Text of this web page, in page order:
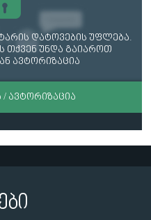
დატოვების უფლება.
თქვენ უნდა გაიაროთ
ავტორიზაცია
ᲐᲕᲢᲝᲠᲘᲖᲐᲪᲘᲐ